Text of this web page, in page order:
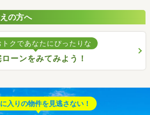
の方へ
トクであなたにぴったりな
ーンをみてみよう！
入りの物件を見逃さない！